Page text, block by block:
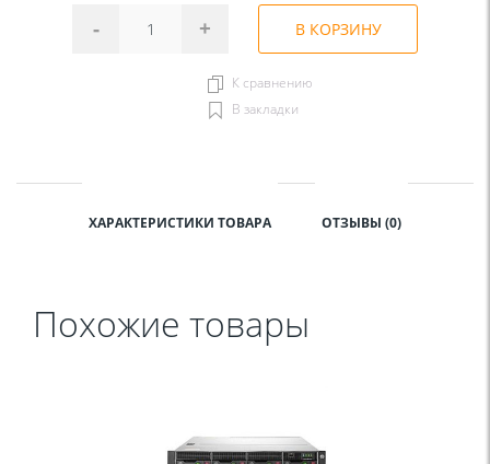
- + В КОРЗИНУ
К сравнению
В закладки
ХАРАКТЕРИСТИКИ ТОВАРА ОТЗЫВЫ (0)
Похожие товары